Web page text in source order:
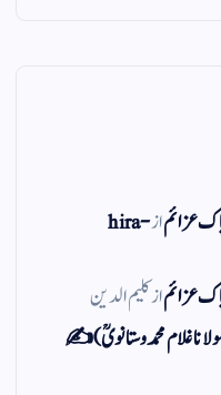
عزائمازhira-
عزائمازکلیم الدین
غلام محمد وستانویؒ)✍